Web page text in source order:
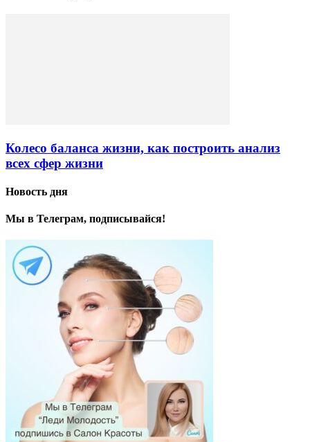
Колесо баланса жизни, как построить анализ
всех сфер жизни
Новость дня
Мы в Телеграм, подписывайся!